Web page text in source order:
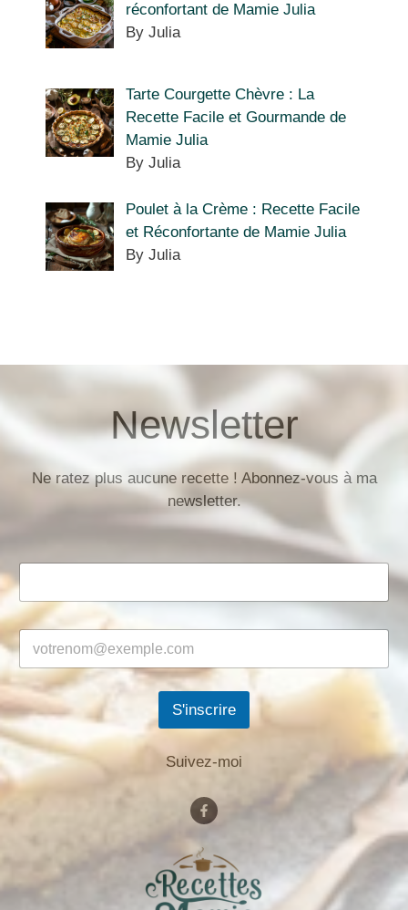
réconfortant de Mamie Julia
By Julia
Tarte Courgette Chèvre : La
Recette Facile et Gourmande de
Mamie Julia
By Julia
Poulet à la Crème : Recette Facile
et Réconfortante de Mamie Julia
By Julia
Newsletter
Ne ratez plus aucune recette ! Abonnez-vous à ma
newsletter.
S'inscrire
Suivez-moi